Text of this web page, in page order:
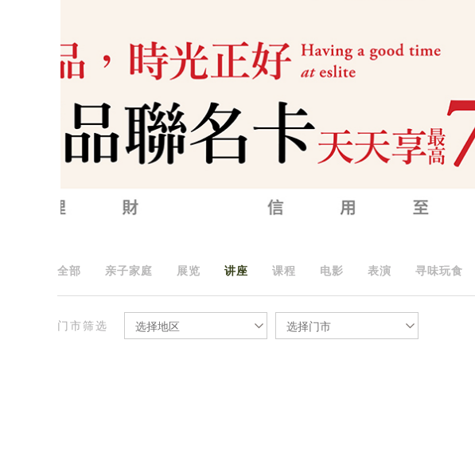
全部 亲子家庭 展览 讲座 课程 电影 表演 寻味玩食
门市筛选 选择地区 选择门市